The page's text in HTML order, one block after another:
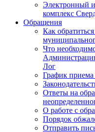
Электронный
комплекс
Обращения
Как
Что
Лог
График
Ответы на
О работе с
Порядок
Отправить